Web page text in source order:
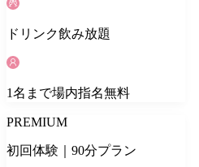
ドリンク飲み放題
1名 まで場内指名無料
PREMIUM
初回体験｜90分プラン